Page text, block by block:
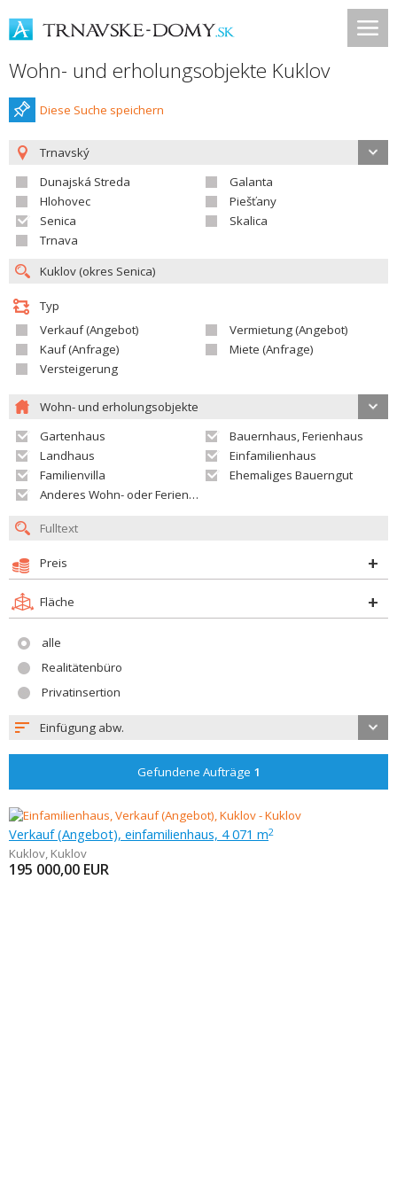
Wohn- und erholungsobjekte Kuklov
Diese Suche speichern
Trnavský
Dunajská Streda
Galanta
Hlohovec
Piešťany
Senica
Skalica
Trnava
Typ
Verkauf (Angebot)
Vermietung (Angebot)
Kauf (Anfrage)
Miete (Anfrage)
Versteigerung
Wohn- und erholungsobjekte
Gartenhaus
Bauernhaus, Ferienhaus
Landhaus
Einfamilienhaus
Familienvilla
Ehemaliges Bauerngut
Anderes Wohn- oder Ferienobjekt
Preis
Fläche
alle
Realitätenbüro
Privatinsertion
Einfügung abw.
Gefundene Aufträge 1
Verkauf (Angebot), einfamilienhaus, 4 071 m2
Kuklov, Kuklov
195 000,00 EUR